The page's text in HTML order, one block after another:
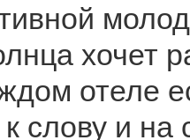
хочет
отеле
слову и на